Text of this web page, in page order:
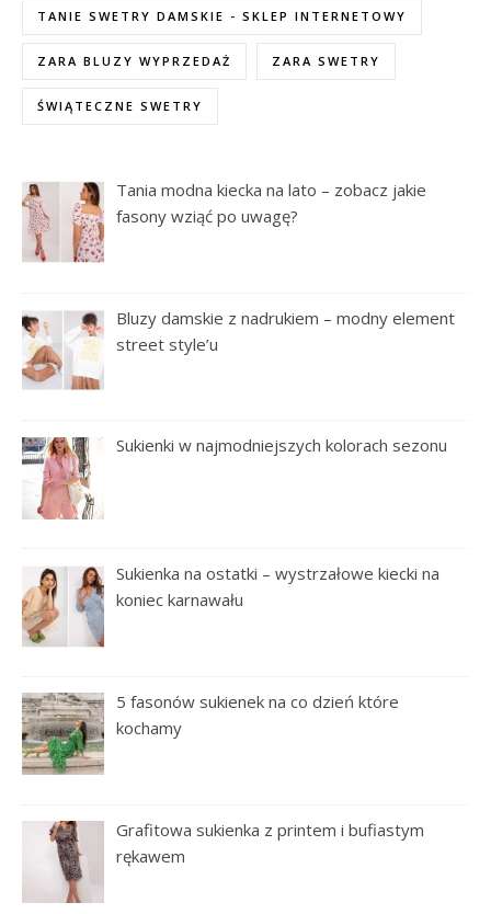
TANIE SWETRY DAMSKIE - SKLEP INTERNETOWY
ZARA BLUZY WYPRZEDAŻ ZARA SWETRY
ŚWIĄTECZNE SWETRY
Tania modna kiecka na lato – zobacz jakie
fasony wziąć po uwagę?
Bluzy damskie z nadrukiem – modny element
street style’u
Sukienki w najmodniejszych kolorach sezonu
Sukienka na ostatki – wystrzałowe kiecki na
koniec karnawału
5 fasonów sukienek na co dzień które
kochamy
Grafitowa sukienka z printem i bufiastym
rękawem